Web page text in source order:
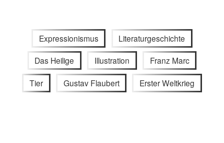
Expressionismus Literaturgeschichte
Das Heilige Illustration Franz Marc
Tier Gustav Flaubert Erster Weltkrieg